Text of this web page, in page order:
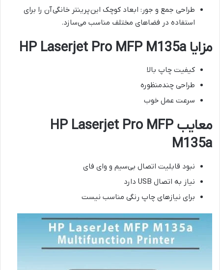
طراحی جمع و جور: ابعاد کوچک اینپرینتر خانگیآن را برای
استفاده در فضاهای مختلف مناسب می‌سازد.
مزایا HP Laserjet Pro MFP M135a
کیفیت چاپ بالا
طراحی چندمنظوره
سرعت عمل خوب
معایب HP Laserjet Pro MFP
M135a
نبود قابلیت اتصال بی‌سیم و وای فای
نیاز به اتصال USB دارد
برای نیازهای چاپ رنگی مناسب نیست